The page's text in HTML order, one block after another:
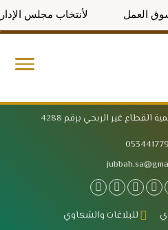
لأنتخاب مجلس الإدارة الجديد في
غير الربحي برقم 4288
للبلاغات والشكاوي